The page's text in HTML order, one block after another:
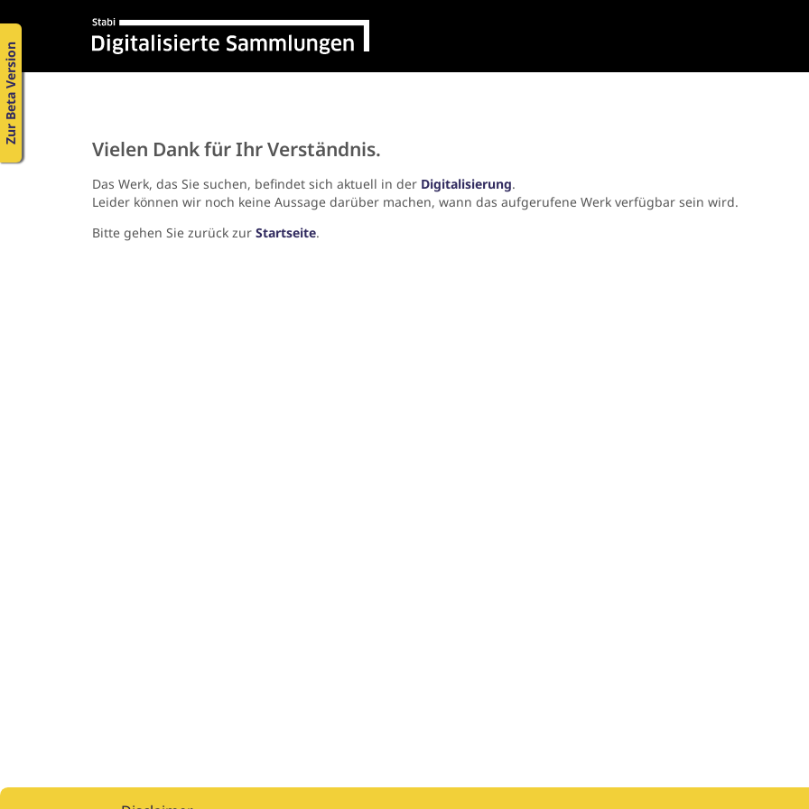
Zur Beta Version
Vielen Dank für Ihr Verständnis.
Das Werk, das Sie suchen, befindet sich aktuell in der Digitalisierung.
Leider können wir noch keine Aussage darüber machen, wann das aufgerufene Werk verfügbar sein wird.
Bitte gehen Sie zurück zur Startseite.